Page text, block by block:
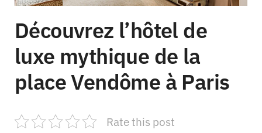
Découvrez l’hôtel de
luxe mythique de la
place Vendôme à Paris
Rate this post